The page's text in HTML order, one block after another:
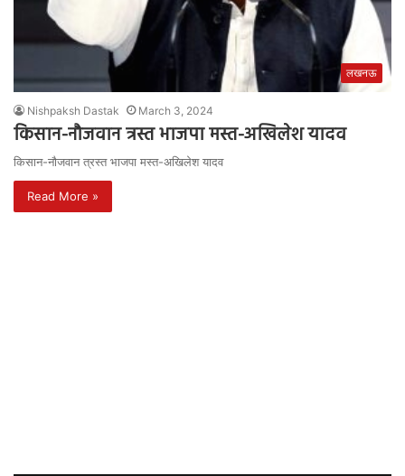
लखनऊ
Nishpaksh Dastak March 3, 2024
किसान-नौजवान त्रस्त भाजपा मस्त-अखिलेश यादव
किसान-नौजवान त्रस्त भाजपा मस्त-अखिलेश यादव
Read More »